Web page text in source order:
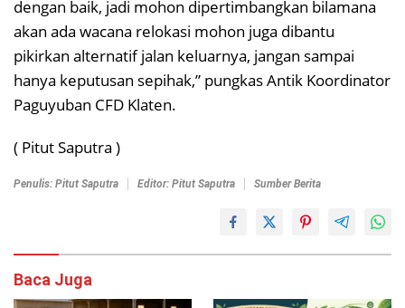
dengan baik, jadi mohon dipertimbangkan bilamana
akan ada wacana relokasi mohon juga dibantu
pikirkan alternatif jalan keluarnya, jangan sampai
hanya keputusan sepihak,” pungkas Antik Koordinator
Paguyuban CFD Klaten.
( Pitut Saputra )
Penulis: Pitut Saputra Editor: Pitut Saputra Sumber Berita
Baca Juga